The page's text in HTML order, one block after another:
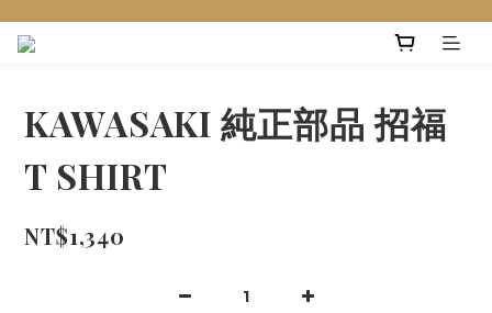
KAWASAKI 純正部品 招福
T SHIRT
NT$1,340